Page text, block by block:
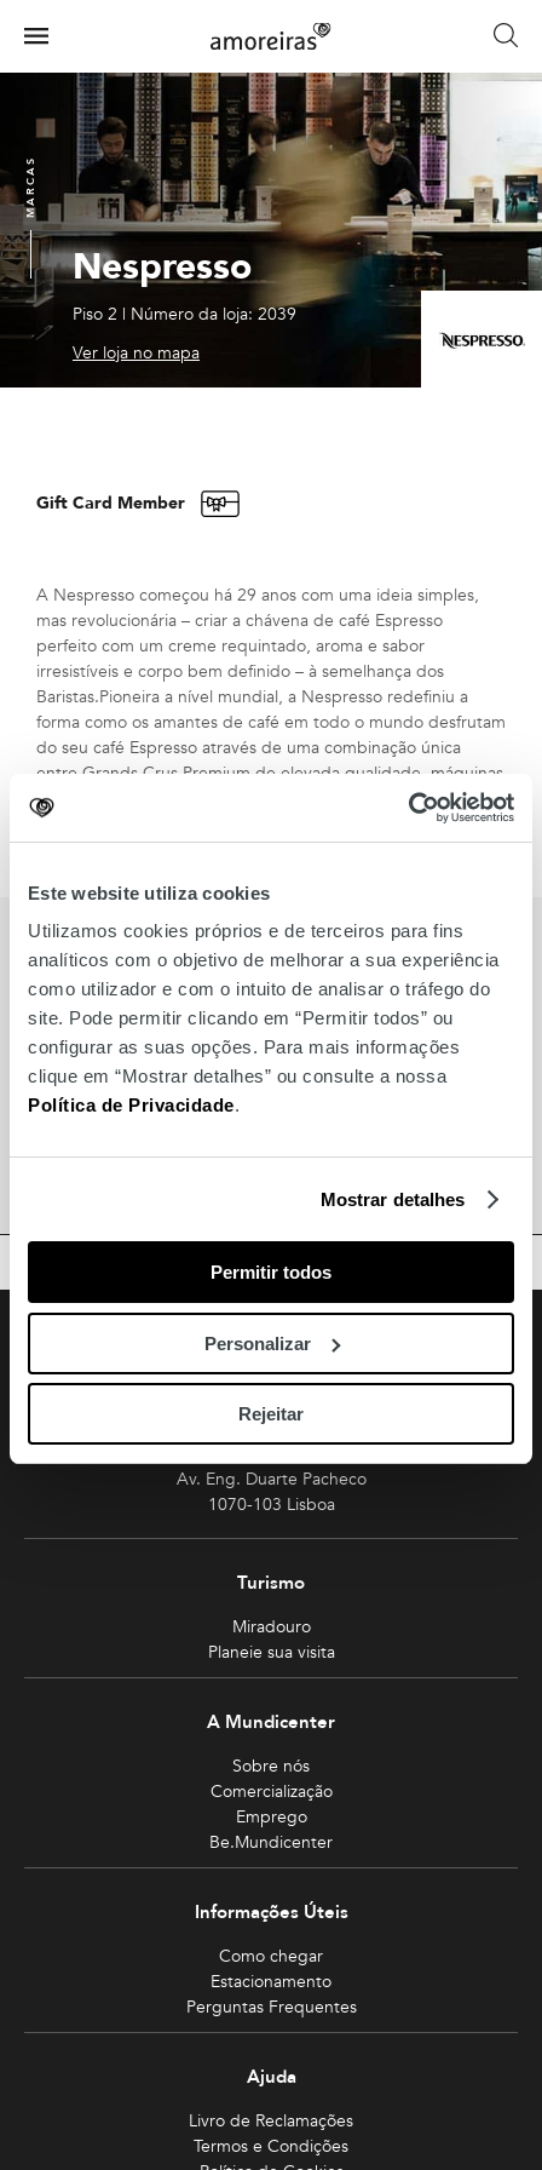
Este website utiliza cookies
Utilizamos cookies próprios e de terceiros para fins
analíticos com o objetivo de melhorar a sua experiência
como utilizador e com o intuito de analisar o tráfego do
site. Pode permitir clicando em “Permitir todos” ou
configurar as suas opções. Para mais informações
clique em “Mostrar detalhes” ou consulte a nossa
Política de Privacidade.
Mostrar detalhes
Permitir todos
Personalizar
Rejeitar
main
content
Home
Menu
Nespresso
Piso 2 | Número da loja: 2039
Ver loja no mapa
MARCAS
Gift Card Member
A Nespresso começou há 29 anos com uma ideia simples,
mas revolucionária – criar a chávena de café Espresso
perfeito com um creme requintado, aroma e sabor
irresistíveis e corpo bem definido – à semelhança dos
Baristas.Pioneira a nível mundial, a Nespresso redefiniu a
forma como os amantes de café em todo o mundo desfrutam
do seu café Espresso através de uma combinação única
entre Grands Crus Premium de elevada qualidade, máquinas
de café inteligentes e serviços excecionais de apoio ao
cliente.
MARCAS
Também para si
TOPO
Siga-nos FacebookInstagramYoutube
Amoreiras
213 810 200 (chamada rede fixa nacional)
Av. Eng. Duarte Pacheco
1070-103 Lisboa
Turismo
Miradouro
Planeie sua visita
A Mundicenter
Sobre nós
Comercialização
Emprego
Be.Mundicenter
Informações Úteis
Como chegar
Estacionamento
Perguntas Frequentes
Ajuda
Livro de Reclamações
Termos e Condições